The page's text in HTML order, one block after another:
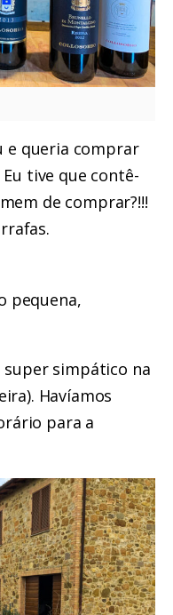
e queria comprar
tive que contê-
de comprar?!!!
pequena,
simpático na
Havíamos
para a